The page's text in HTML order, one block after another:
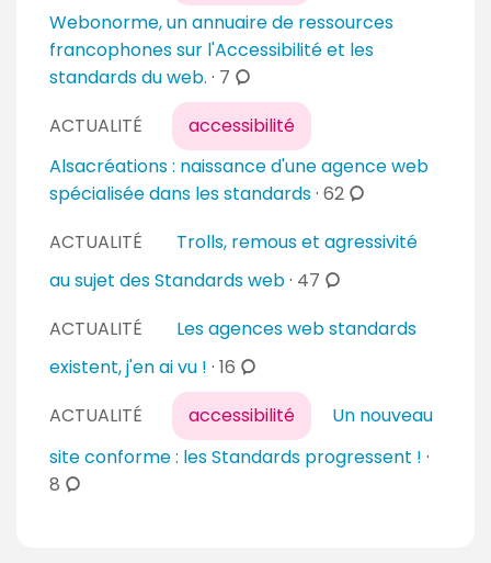
a
e
m
e
n
r
e
Webonorme, un annuaire de ressources
francophones sur l'Accessibilité et les
standards du web. · 7 c
o
m
m
e
t
a
r
s
ACTUALITÉ
accessibilité
Alsacréations : naissance d'une agence web
spécialisée dans les standards· 62c
m
n
i
e
ACTUALITÉ
Trolls, remous et agressivité
au sujet des Standards web· 47 c
m
a
ACTUALITÉ
Les agences web standards
existent, j'en ai vu ! · 16 c
o
m
m
ACTUALITÉ accessibilité
Un nouveau
site conforme : les Standards progressent ! ·
8 c